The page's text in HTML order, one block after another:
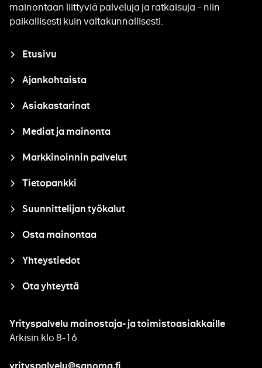
mainontaan liittyviä palveluja ja ratkaisuja – niin
paikallisesti kuin valtakunnallisesti.
Closure
Etusivu
Ajankohtaista
Asiakastarinat
Mediat ja mainonta
Markkinoinnin palvelut
Tietopankki
Suunnittelijan työkalut
Osta mainontaa
Yhteystiedot
Ota yhteyttä
Yrityspalvelu mainostaja- ja toimistoasiakkaille
Arkisin klo 8-16
yrityspalvelu@sanoma.fi